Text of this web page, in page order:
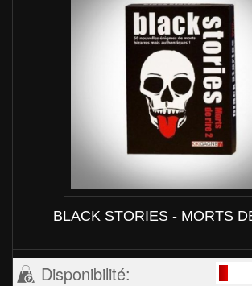
BLACK STORIES - MORTS
Disponibilité: